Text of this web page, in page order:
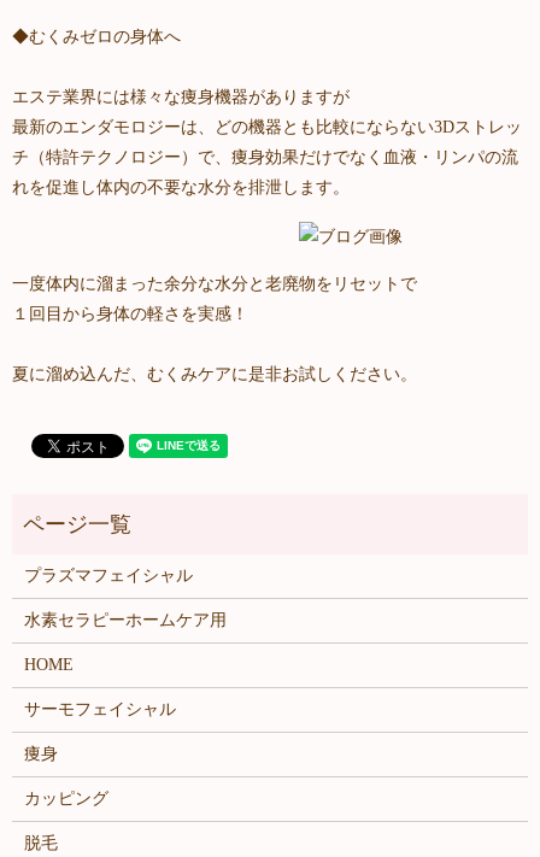
◆むくみゼロの身体へ
エステ業界には様々な痩身機器がありますが
最新のエンダモロジーは、どの機器とも比較にならない3Dストレッ
チ（特許テクノロジー）で、痩身効果だけでなく血液・リンパの流
れを促進し体内の不要な水分を排泄します。
一度体内に溜まった余分な水分と老廃物をリセットで
１回目から身体の軽さを実感！
夏に溜め込んだ、むくみケアに是非お試しください。
プラズマフェイシャル
水素セラピーホームケア用
HOME
サーモフェイシャル
痩身
カッピング
脱毛